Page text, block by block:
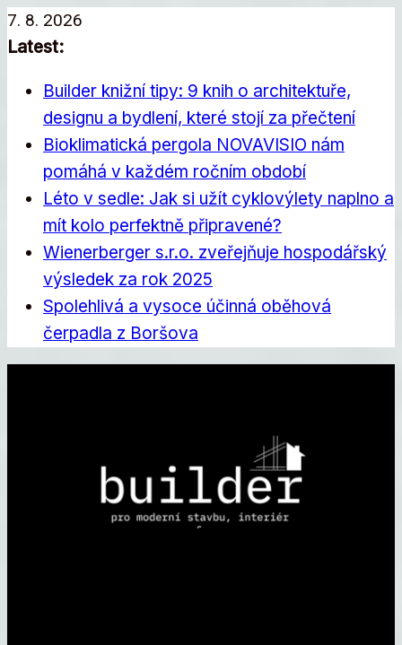
Přeskočit
na
7. 8. 2026
Latest:
Builder knižní tipy: 9 knih o architektuře,
designu a bydlení, které stojí za přečtení
Bioklimatická pergola NOVAVISIO nám
pomáhá v každém ročním období
Léto v sedle: Jak si užít cyklovýlety naplno a
mít kolo perfektně připravené?
Wienerberger s.r.o. zveřejňuje hospodářský
výsledek za rok 2025
Spolehlivá a vysoce účinná oběhová
čerpadla z Boršova